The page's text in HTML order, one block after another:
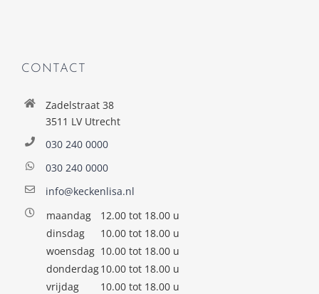
CONTACT
Zadelstraat 38
3511 LV Utrecht
030 240 0000
030 240 0000
info@keckenlisa.nl
maandag
12.00 tot 18.00 u
dinsdag
10.00 tot 18.00 u
woensdag 10.00 tot 18.00 u
donderdag10.00 tot 18.00 u
vrijdag
10.00 tot 18.00 u